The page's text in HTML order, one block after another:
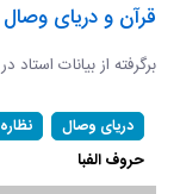
قرآن و دریای
برگرفته از بیانات استاد
دریای وصال نظاره
حروف الفبا